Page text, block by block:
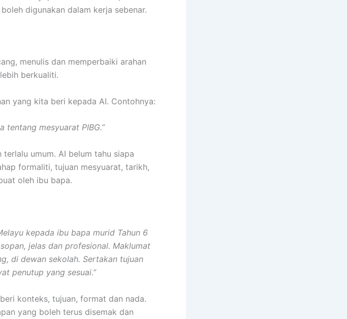
digunakan dalam kerja sebenar.
menulis dan memperbaiki arahan
berkualiti.
yang kita beri kepada AI. Contohnya:
tentang mesyuarat PIBG.”
umum. AI belum tahu siapa
formaliti, tujuan mesyuarat, tarikh,
oleh ibu bapa.
kepada ibu bapa murid Tahun 6
jelas dan profesional. Maklumat
di dewan sekolah. Sertakan tujuan
penutup yang sesuai.”
konteks, tujuan, format dan nada.
yang boleh terus disemak dan